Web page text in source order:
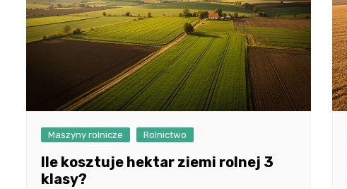
Maszyny rolnicze Rolnictwo
Ile kosztuje hektar ziemi rolnej 3
klasy?